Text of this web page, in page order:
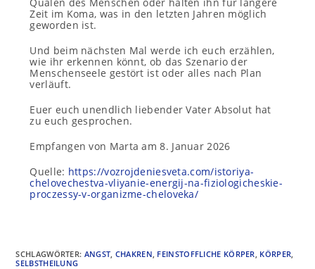
Zeit im Koma, was in den letzten Jahren möglich
geworden ist.
Und beim nächsten Mal werde ich euch erzählen,
wie ihr erkennen könnt, ob das Szenario der
Menschenseele gestört ist oder alles nach Plan
verläuft.
Euer euch unendlich liebender Vater Absolut hat
zu euch gesprochen.
Empfangen von Marta am 8. Januar 2026
Quelle: https://vozrojdeniesveta.com/istoriya-
chelovechestva-vliyanie-energij-na-fiziologicheskie-
proczessy-v-organizme-cheloveka/
SCHLAGWÖRTER: ANGST, CHAKREN, FEINSTOFFLICHE KÖRPER, KÖRPER,
SELBSTHEILUNG